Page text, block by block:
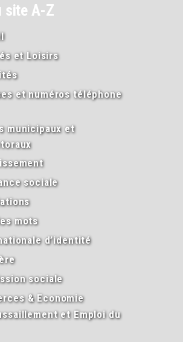
site A-Z
et Loisirs
et numéros téléphone
municipaux et
sociale
mots
d’identité
sociale
& Economie
et Emploi du